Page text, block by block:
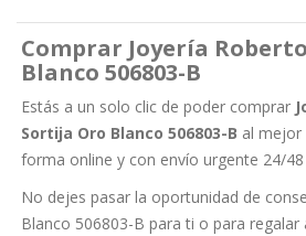
Comprar Joyería
Blanco 506803-B
Estás a un solo clic de poder comprar
Sortija Oro Blanco 506803-B al mejor
forma online y con envío urgente 24/48
No dejes pasar la oportunidad de
Blanco 506803-B para ti o para regalar